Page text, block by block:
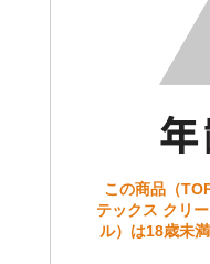
この商品（
テックス クリ
ル）は18歳未